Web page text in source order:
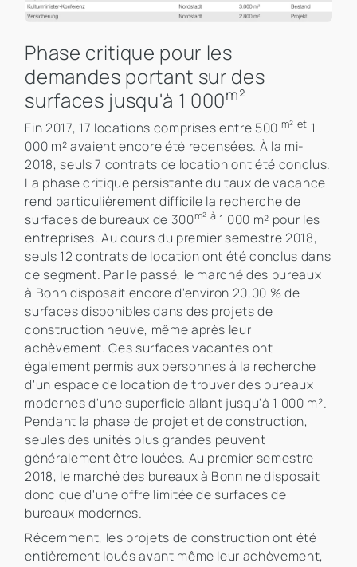
Phase critique pour les
demandes portant sur des
surfaces jusqu'à 1 000m²
Fin 2017, 17 locations comprises entre 500 m² et 1
000 m² avaient encore été recensées. À la mi-
2018, seuls 7 contrats de location ont été conclus.
La phase critique persistante du taux de vacance
rend particulièrement difficile la recherche de
surfaces de bureaux de 300m² à 1 000 m² pour les
entreprises. Au cours du premier semestre 2018,
seuls 12 contrats de location ont été conclus dans
ce segment. Par le passé, le marché des bureaux
à Bonn disposait encore d'environ 20,00 % de
surfaces disponibles dans des projets de
construction neuve, même après leur
achèvement. Ces surfaces vacantes ont
également permis aux personnes à la recherche
d'un espace de location de trouver des bureaux
modernes d'une superficie allant jusqu'à 1 000 m².
Pendant la phase de projet et de construction,
seules des unités plus grandes peuvent
généralement être louées. Au premier semestre
2018, le marché des bureaux à Bonn ne disposait
donc que d'une offre limitée de surfaces de
bureaux modernes.
Récemment, les projets de construction ont été
entièrement loués avant même leur achèvement,